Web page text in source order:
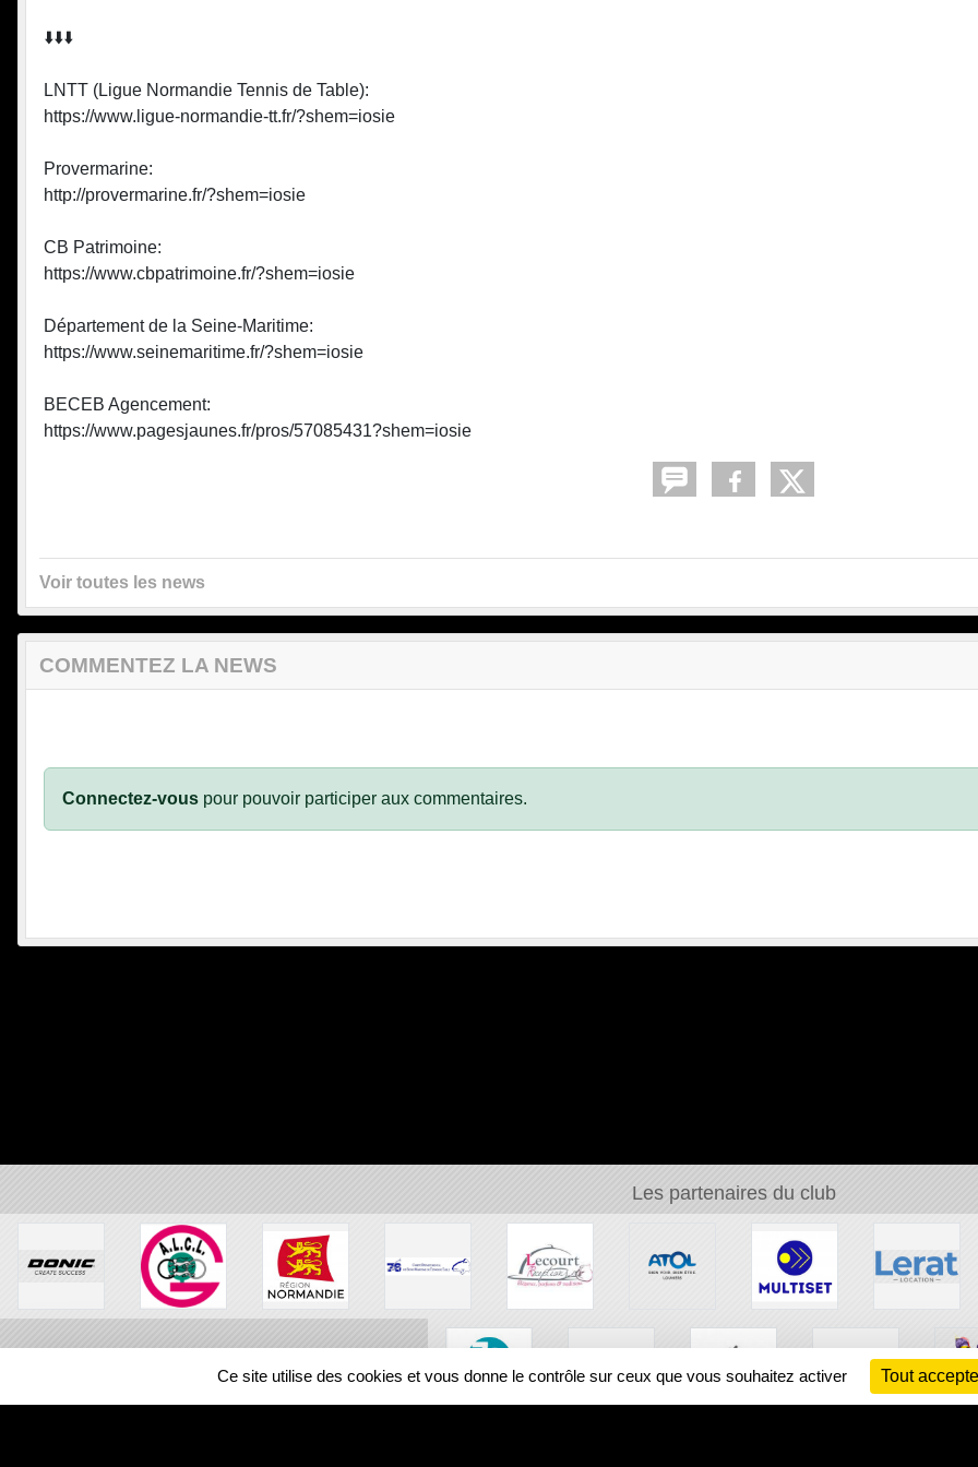
⬇️⬇️⬇️
LNTT (Ligue Normandie Tennis de Table):
https://www.ligue-normandie-tt.fr/?shem=iosie
Provermarine:
http://provermarine.fr/?shem=iosie
CB Patrimoine:
https://www.cbpatrimoine.fr/?shem=iosie
Département de la Seine-Maritime:
https://www.seinemaritime.fr/?shem=iosie
BECEB Agencement:
https://www.pagesjaunes.fr/pros/57085431?shem=iosie
Voir toutes les news
COMMENTEZ LA NEWS
Connectez-vous pour pouvoir participer aux commentaires.
Les partenaires du club
Ce site utilise des cookies et vous donne le contrôle sur ceux que vous souhaitez activer Tout